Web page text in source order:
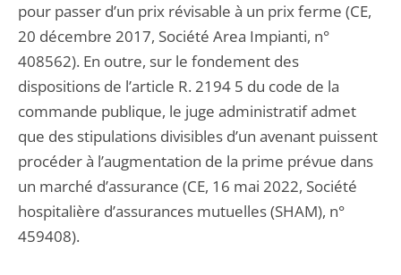
pour passer d’un prix révisable à un prix ferme (CE,
20 décembre 2017, Société Area Impianti, n°
408562). En outre, sur le fondement des
dispositions de l’article R. 2194 5 du code de la
commande publique, le juge administratif admet
que des stipulations divisibles d’un avenant puissent
procéder à l’augmentation de la prime prévue dans
un marché d’assurance (CE, 16 mai 2022, Société
hospitalière d’assurances mutuelles (SHAM), n°
459408).